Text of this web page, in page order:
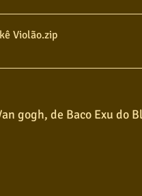
Violão.zip
gogh, de Baco Exu do